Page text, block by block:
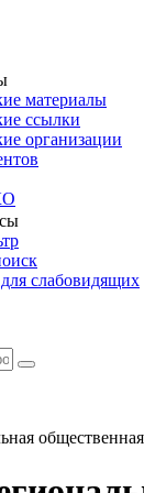
материалы
ссылки
организации
слабовидящих
общественная